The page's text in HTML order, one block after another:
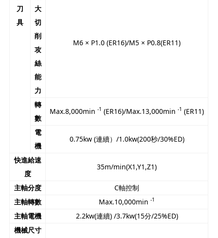
刀
具
大
切
削
攻
絲
能
力
M6 × P1.0 (ER16)/M5 × P0.8(ER11)
轉
數
Max.8,000min-1 (ER16)/Max.13,000min-1 (ER11)
電
機
0.75kw (連續）/1.0kw(200秒/30%ED)
快進給速
度
35m/min(X1,Y1,Z1)
主軸分度
C軸控制
主軸轉數
Max.10,000min-1
主軸電機
2.2kw(連續) /3.7kw(15分/25%ED)
機械尺寸